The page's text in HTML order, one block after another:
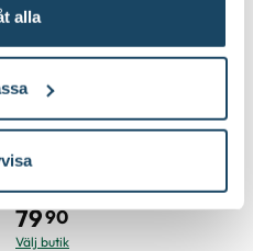
alla
Drakmynta 'Summer
Snow'
Physostegia virginiana
7990
Välj butik